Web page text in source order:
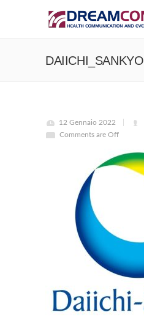
DAIICHI_SANKYO
12 Gennaio 2022
Comments are Off